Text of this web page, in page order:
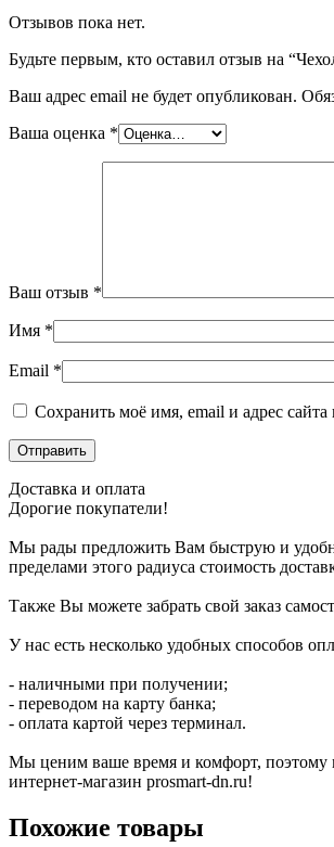
Отзывов пока нет.
Будьте первым, кто оставил отзыв на
Ваш адрес email не будет опубликован.
Ваша оценка *
Ваш отзыв *
Имя *
Email *
Сохранить моё имя, email и адрес
Доставка и оплата
Дорогие покупатели!
Мы рады предложить Вам быструю и
пределами этого радиуса стоимость
Также Вы можете забрать свой заказ
У нас есть несколько удобных способов
- наличными при получении;
- переводом на карту банка;
- оплата картой через терминал.
Мы ценим ваше время и комфорт, поэтому
интернет-магазин prosmart-dn.ru!
Похожие товары